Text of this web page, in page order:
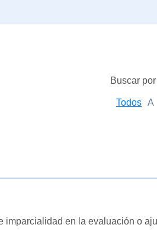
Buscar
Todos A
imparcialidad en la evaluación o